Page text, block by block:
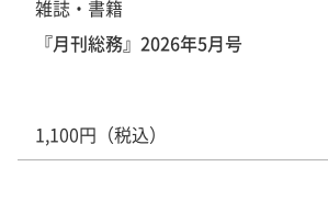
雑誌・書籍
『月刊総務』2026年5月号
1,100円（税込）